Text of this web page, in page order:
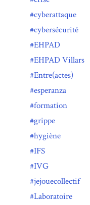
cyberattaque
cybersécurité
EHPAD
EHPAD Villars
Entre(actes)
esperanza
formation
grippe
hygiène
IFS
IVG
jejouecollectif
Laboratoire